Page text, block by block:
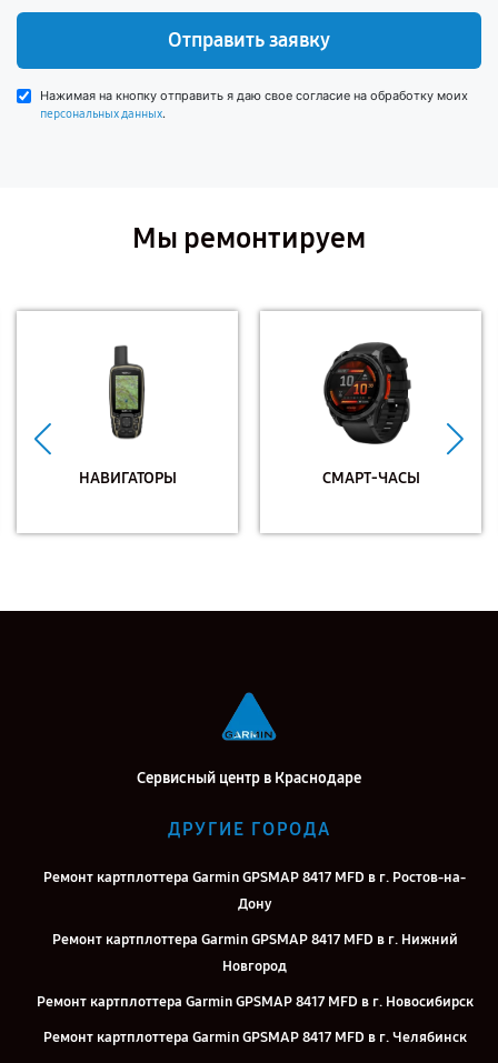
Отправить заявку
Нажимая на кнопку отправить я даю свое согласие на обработку моих
персональных данных.
Мы ремонтируем
НАВИГАТОРЫ СМАРТ-ЧАСЫ
Сервисный центр в Краснодаре
ДРУГИЕ ГОРОДА
Ремонт картплоттера Garmin GPSMAP 8417 MFD в г. Ростов-на-
Дону
Ремонт картплоттера Garmin GPSMAP 8417 MFD в г. Нижний
Новгород
Ремонт картплоттера Garmin GPSMAP 8417 MFD в г. Новосибирск
Ремонт картплоттера Garmin GPSMAP 8417 MFD в г. Челябинск